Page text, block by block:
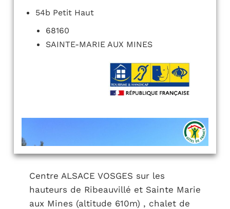
54b Petit Haut
68160
SAINTE-MARIE AUX MINES
Centre ALSACE VOSGES sur les
hauteurs de Ribeauvillé et Sainte Marie
aux Mines (altitude 610m) , chalet de